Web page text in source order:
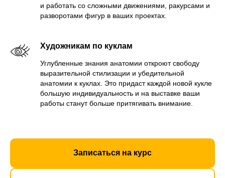
и работать со сложными движениями, ракурсами и
разворотами фигур в ваших проектах.
Художникам по куклам
Углубленные знания анатомии откроют свободу
выразительной стилизации и убедительной
анатомии к куклах. Это придаст каждой новой кукле
большую индивидуальность и на выставке ваши
работы станут больше притягивать внимание.
Записаться на курс